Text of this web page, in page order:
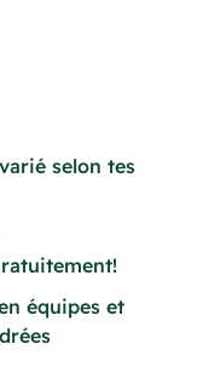
et
à
contribuer,
continu
et une
:
afin de
à
selon tes
équipes et